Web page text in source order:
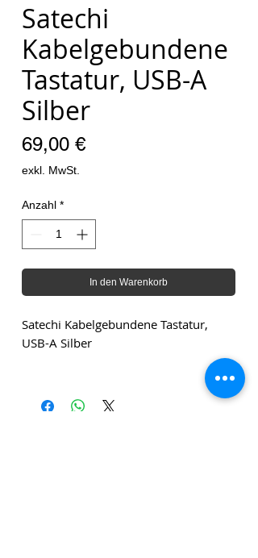
Satechi
Kabelgebundene
Tastatur, USB-A
Silber
69,00 €Preis
exkl. MwSt.
Anzahl *
In den Warenkorb
Satechi Kabelgebundene Tastatur,
USB-A Silber